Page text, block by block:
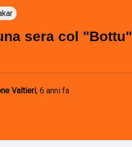
sera col "Bottu"
Valtieri, 6 anni fa